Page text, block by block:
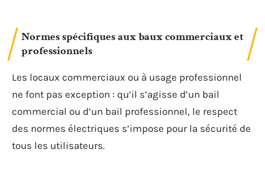
Normes spécifiques aux baux commerciaux et
professionnels
Les locaux commerciaux ou à usage professionnel
ne font pas exception : qu’il s’agisse d’un bail
commercial ou d’un bail professionnel, le respect
des normes électriques s’impose pour la sécurité de
tous les utilisateurs.